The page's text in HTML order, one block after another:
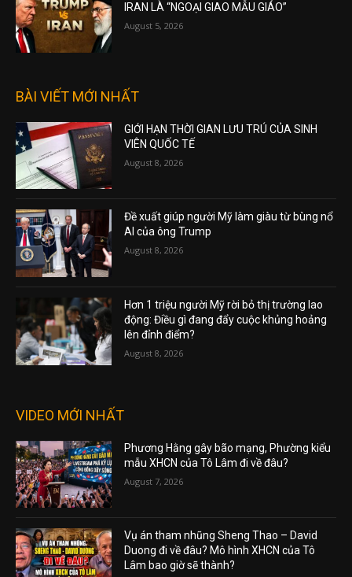
IRAN LÀ “NGOẠI GIAO MẪU GIÁO”
August 5, 2026
BÀI VIẾT MỚI NHẤT
GIỚI HẠN THỜI GIAN LƯU TRÚ CỦA SINH
VIÊN QUỐC TẾ
August 8, 2026
Đề xuất giúp người Mỹ làm giàu từ bùng nổ
AI của ông Trump
August 8, 2026
Hơn 1 triệu người Mỹ rời bỏ thị trường lao
động: Điều gì đang đẩy cuộc khủng hoảng
lên đỉnh điểm?
August 8, 2026
VIDEO MỚI NHẤT
Phương Hằng gây bão mạng, Phường kiểu
mẫu XHCN của Tô Lâm đi về đâu?
August 7, 2026
Vụ án tham nhũng Sheng Thao – David
Duong đi về đâu? Mô hình XHCN của Tô
Lâm bao giờ sẽ thành?